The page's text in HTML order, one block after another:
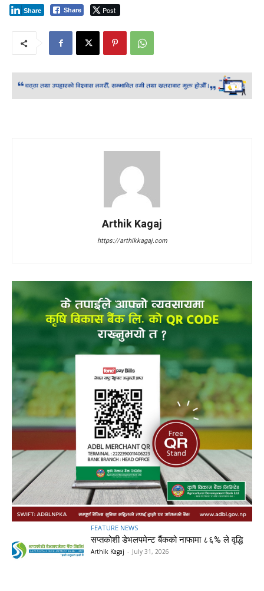
Share Post
Share
Arthik Kagaj
https://arthikkagaj.com
FEATURE NEWS
सप्तकोशी डेभलपमेन्ट बैंकको नाफामा ८६% ले वृद्धि
Arthik Kagaj - July 31, 2026